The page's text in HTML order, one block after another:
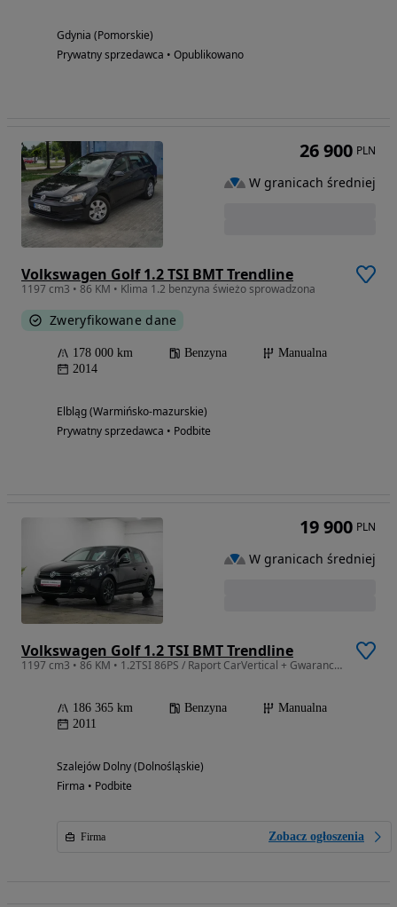
Gdynia (Pomorskie)
Prywatny sprzedawca • Opublikowano
Volkswagen Golf 1.2 TSI BMT Trendline
1197 cm3 • 86 KM • Klima 1.2 benzyna świeżo sprowadzona
Zweryfikowane dane
178 000 km Benzyna
Manualna
2014
Elbląg (Warmińsko-mazurskie)
Prywatny sprzedawca • Podbite
26 900 PLN
W granicach średniej
Volkswagen Golf 1.2 TSI BMT Trendline
1197 cm3 • 86 KM • 1.2TSI 86PS / Raport CarVertical + Gwarancja / AUTO BIJAK
186 365 km Benzyna
Manualna
2011
Szalejów Dolny (Dolnośląskie)
Firma • Podbite
Firma Zobacz ogłoszenia
19 900 PLN
W granicach średniej